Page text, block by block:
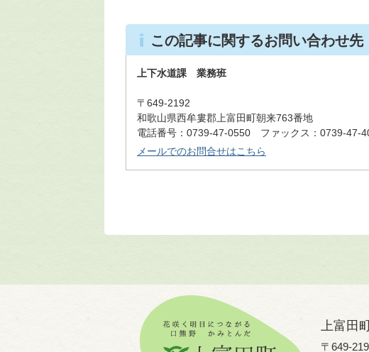
この記事に関するお問い合わせ先
上下水道課 業務班
〒649-2192
和歌山県西牟婁郡上富田町朝来763番地
電話番号：0739-47-0550 ファックス：0739-47-
メールでのお問合せはこちら
上富田
〒649-